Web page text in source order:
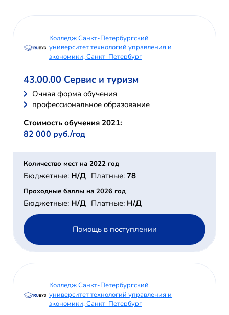
Колледж Санкт-Петербургский
университет технологий управления и
экономики, Санкт-Петербург
43.00.00 Сервис и туризм
Очная форма обучения
профессиональное образование
Стоимость обучения 2021:
82 000 руб./год
Количество мест на 2022 год
Бюджетные: Н/Д Платные: 78
Проходные баллы на 2026 год
Бюджетные: Н/Д Платные: Н/Д
Помощь в поступлении
Колледж Санкт-Петербургский
университет технологий управления и
экономики, Санкт-Петербург